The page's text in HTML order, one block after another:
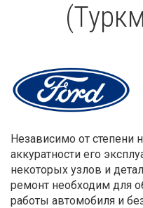
Независимо от степени
аккуратности его
некоторых узлов и
ремонт необходим для
работы автомобиля и